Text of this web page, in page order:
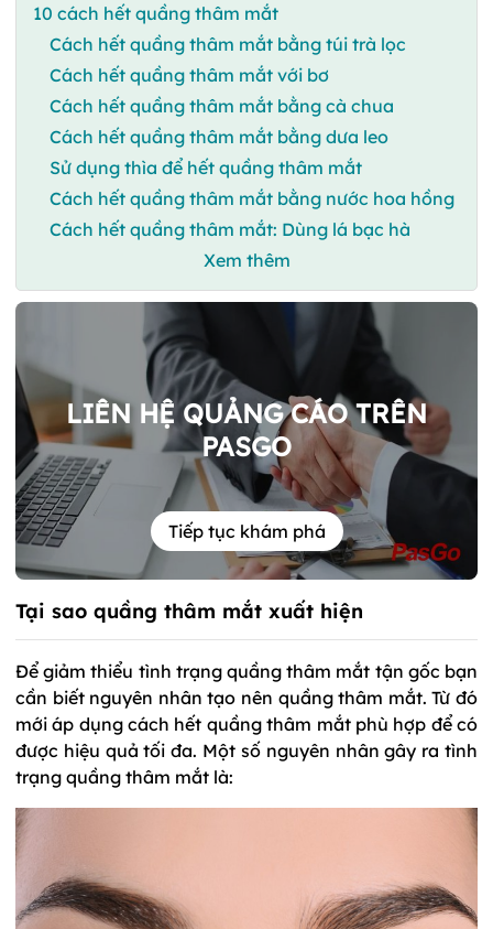
10 cách hết quầng thâm mắt
Cách hết quầng thâm mắt bằng túi trà lọc
Cách hết quầng thâm mắt với bơ
Cách hết quầng thâm mắt bằng cà chua
Cách hết quầng thâm mắt bằng dưa leo
Sử dụng thìa để hết quầng thâm mắt
Cách hết quầng thâm mắt bằng nước hoa hồng
Cách hết quầng thâm mắt: Dùng lá bạc hà
Xem thêm
LIÊN HỆ QUẢNG CÁO TRÊN
PASGO
Tiếp tục khám phá
Tại sao quầng thâm mắt xuất hiện
Để giảm thiểu tình trạng quầng thâm mắt tận gốc bạn
cần biết nguyên nhân tạo nên quầng thâm mắt. Từ đó
mới áp dụng cách hết quầng thâm mắt phù hợp để có
được hiệu quả tối đa. Một số nguyên nhân gây ra tình
trạng quầng thâm mắt là: